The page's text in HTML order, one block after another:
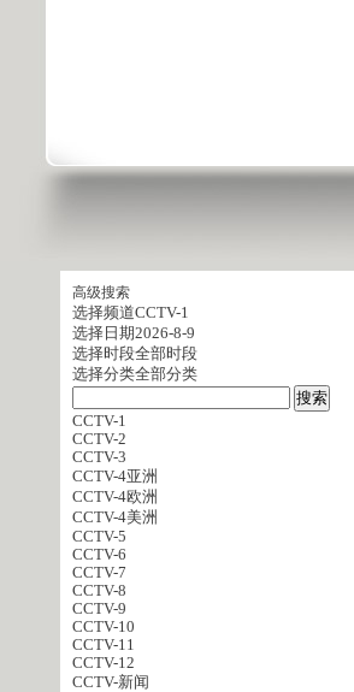
高级搜索
选择频道CCTV-1
选择日期2026-8-9
选择时段全部时段
选择分类全部分类
CCTV-1
CCTV-2
CCTV-3
CCTV-4亚洲
CCTV-4欧洲
CCTV-4美洲
CCTV-5
CCTV-6
CCTV-7
CCTV-8
CCTV-9
CCTV-10
CCTV-11
CCTV-12
CCTV-新闻